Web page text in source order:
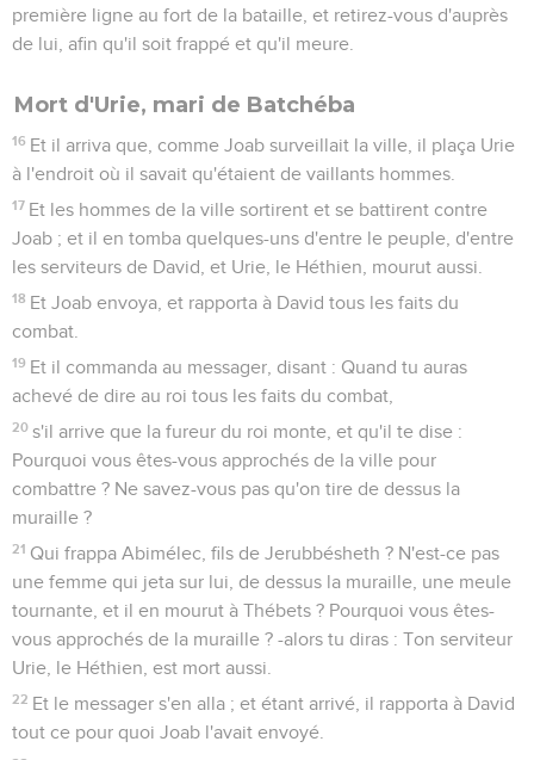
première ligne au fort de la bataille, et retirez-vous d'auprès
de lui, afin qu'il soit frappé et qu'il meure.
Mort d'Urie, mari de Batchéba
16 Et il arriva que, comme Joab surveillait la ville, il plaça Urie
à l'endroit où il savait qu'étaient de vaillants hommes.
17 Et les hommes de la ville sortirent et se battirent contre
Joab ; et il en tomba quelques-uns d'entre le peuple, d'entre
les serviteurs de David, et Urie, le Héthien, mourut aussi.
18 Et Joab envoya, et rapporta à David tous les faits du
combat.
19 Et il commanda au messager, disant : Quand tu auras
achevé de dire au roi tous les faits du combat,
20 s'il arrive que la fureur du roi monte, et qu'il te dise :
Pourquoi vous êtes-vous approchés de la ville pour
combattre ? Ne savez-vous pas qu'on tire de dessus la
muraille ?
21 Qui frappa Abimélec, fils de Jerubbésheth ? N'est-ce pas
une femme qui jeta sur lui, de dessus la muraille, une meule
tournante, et il en mourut à Thébets ? Pourquoi vous êtes-
vous approchés de la muraille ? -alors tu diras : Ton serviteur
Urie, le Héthien, est mort aussi.
22 Et le messager s'en alla ; et étant arrivé, il rapporta à David
tout ce pour quoi Joab l'avait envoyé.